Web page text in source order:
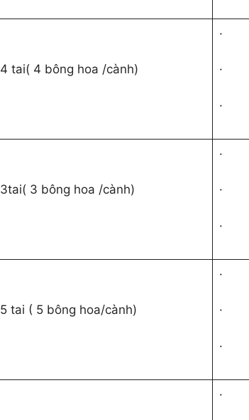
4 tai( 4 bông hoa /cành)
·
·
3tai( 3 bông hoa /cành)
·
·
5 tai ( 5 bông hoa/cành)
·
·
·